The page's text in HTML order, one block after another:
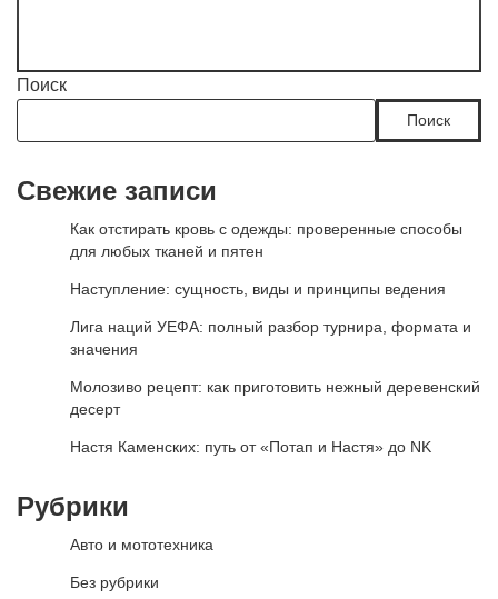
Поиск
Поиск
Свежие записи
Как отстирать кровь с одежды: проверенные способы
для любых тканей и пятен
Наступление: сущность, виды и принципы ведения
Лига наций УЕФА: полный разбор турнира, формата и
значения
Молозиво рецепт: как приготовить нежный деревенский
десерт
Настя Каменских: путь от «Потап и Настя» до NK
Рубрики
Авто и мототехника
Без рубрики